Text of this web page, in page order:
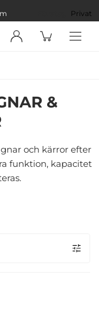
Privat
&
och kärror efter
funktion, kapacitet
du vill